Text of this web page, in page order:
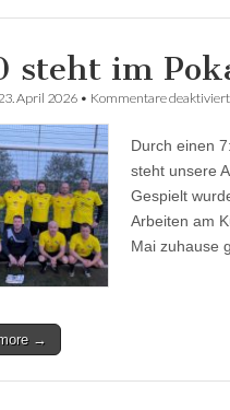
steht im
April 2026 • Kommentare deaktiviert
Durch einen
steht unsere
Gespielt
Arbeiten am
Mai zuhause
→